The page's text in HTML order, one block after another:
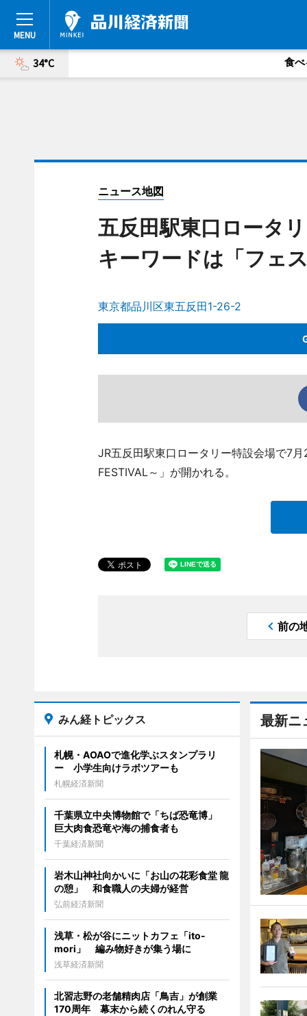
34°C 食べ
ニュース地図
五反田駅東口ロータ
キーワードは「フェ
東京都品川区東五反田1-26-2
JR五反田駅東口ロータリー特設会場で7
FESTIVAL～」が開かれる。
前の
最新ニ
みん経トピックス
札幌・AOAOで進化学ぶスタンプラリ
ー 小学生向けラボツアーも
札幌経済新聞
千葉県立中央博物館で「ちば恐竜博」
巨大肉食恐竜や海の捕食者も
千葉経済新聞
岩木山神社向かいに「お山の花彩食堂 龍
の憩」 和食職人の夫婦が経営
弘前経済新聞
浅草・松が谷にニットカフェ「ito-
mori」 編み物好きが集う場に
浅草経済新聞
北習志野の老舗精肉店「鳥吉」が創業
170周年 幕末から続くのれん守る